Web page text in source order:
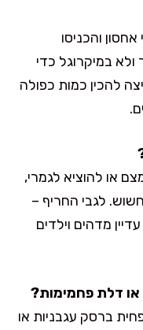
והכניסו
במיקרוגל כדי
להכין כמות כפולה
או להוציא לגמרי,
לגבי החריף –
מדהים וילדים
ברסק עגבניות או